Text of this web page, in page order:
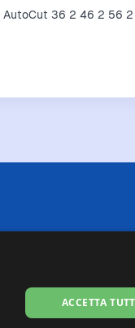
AutoCut 36 2 46 2 56
l'esattezza o la
spese di spedizione).
commissione per
ACCETTA